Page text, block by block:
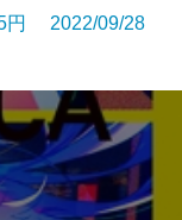
円 2022/09/28